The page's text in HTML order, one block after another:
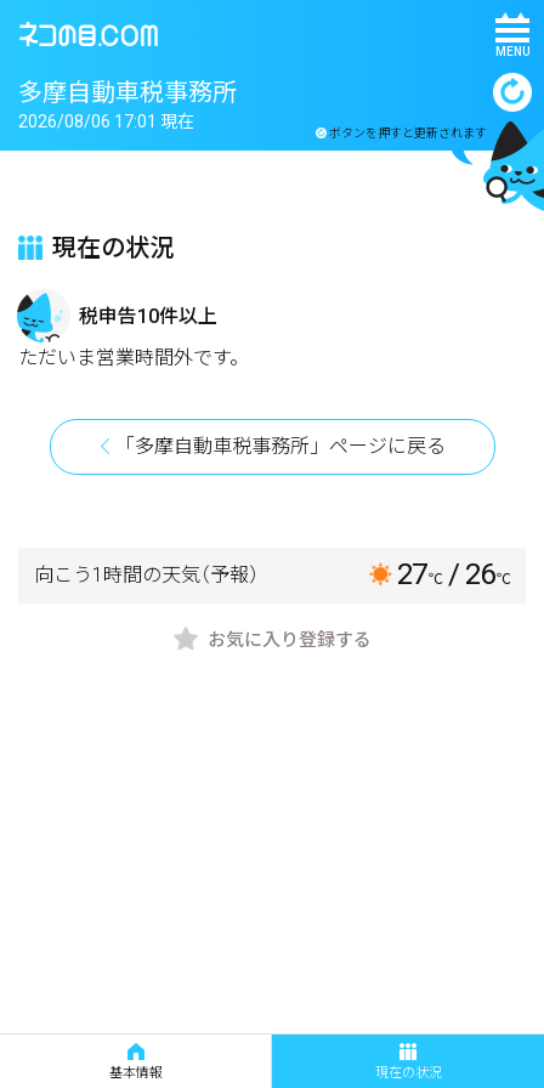
MENU
多摩自動車税事務所
ボタンを押すと更新されます
2026/08/06 17:01 現在
現在の状況
税申告10件以上
ただいま営業時間外です。
「多摩自動車税事務所」ページに戻る
向こう1時間の天気（予報） 27℃ / 26℃
お気に入り登録する
基本情報 現在の状況